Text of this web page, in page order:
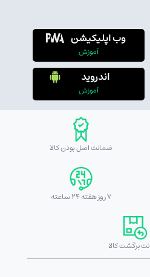
وب اپلیکیشن
آموزش
اندروید
آموزش
ضمانت اصل بودن کالا
7 روز هفته 24 ساعته
برگشت کالا